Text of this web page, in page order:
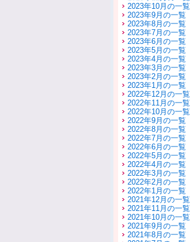
2023年10月の一覧
2023年9月の一覧
2023年8月の一覧
2023年7月の一覧
2023年6月の一覧
2023年5月の一覧
2023年4月の一覧
2023年3月の一覧
2023年2月の一覧
2023年1月の一覧
2022年12月の一覧
2022年11月の一覧
2022年10月の一覧
2022年9月の一覧
2022年8月の一覧
2022年7月の一覧
2022年6月の一覧
2022年5月の一覧
2022年4月の一覧
2022年3月の一覧
2022年2月の一覧
2022年1月の一覧
2021年12月の一覧
2021年11月の一覧
2021年10月の一覧
2021年9月の一覧
2021年8月の一覧